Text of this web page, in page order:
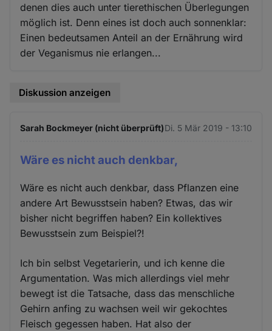
denen dies auch unter tierethischen Überlegungen
möglich ist. Denn eines ist doch auch sonnenklar:
Einen bedeutsamen Anteil an der Ernährung wird
der Veganismus nie erlangen...
Diskussion anzeigen
Sarah Bockmeyer (nicht überprüft)Di. 5 Mär 2019 - 13:10
Wäre es nicht auch denkbar,
Wäre es nicht auch denkbar, dass Pflanzen eine
andere Art Bewusstsein haben? Etwas, das wir
bisher nicht begriffen haben? Ein kollektives
Bewusstsein zum Beispiel?!
Ich bin selbst Vegetarierin, und ich kenne die
Argumentation. Was mich allerdings viel mehr
bewegt ist die Tatsache, dass das menschliche
Gehirn anfing zu wachsen weil wir gekochtes
Fleisch gegessen haben. Hat also der